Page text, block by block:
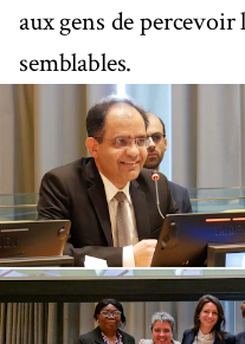
aux gens de percevoir
semblables.